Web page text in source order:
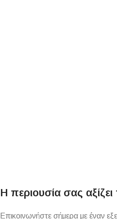
Η περιουσία σας
Επικοινωνήστε σήμερα με έναν